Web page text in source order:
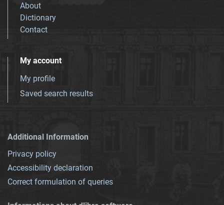
About
Dictionary
Contact
My account
My profile
Saved search results
Additional Information
Privacy policy
Accessibility declaration
Correct formulation of queries